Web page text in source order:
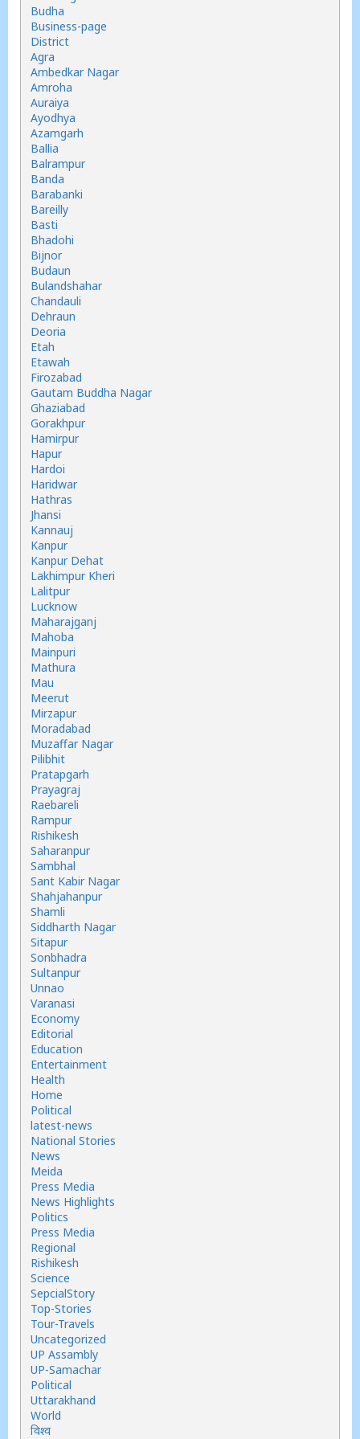
Budha
Business-page
District
Agra
Ambedkar Nagar
Amroha
Auraiya
Ayodhya
Azamgarh
Ballia
Balrampur
Banda
Barabanki
Bareilly
Basti
Bhadohi
Bijnor
Budaun
Bulandshahar
Chandauli
Dehraun
Deoria
Etah
Etawah
Firozabad
Gautam Buddha Nagar
Ghaziabad
Gorakhpur
Hamirpur
Hapur
Hardoi
Haridwar
Hathras
Jhansi
Kannauj
Kanpur
Kanpur Dehat
Lakhimpur Kheri
Lalitpur
Lucknow
Maharajganj
Mahoba
Mainpuri
Mathura
Mau
Meerut
Mirzapur
Moradabad
Muzaffar Nagar
Pilibhit
Pratapgarh
Prayagraj
Raebareli
Rampur
Rishikesh
Saharanpur
Sambhal
Sant Kabir Nagar
Shahjahanpur
Shamli
Siddharth Nagar
Sitapur
Sonbhadra
Sultanpur
Unnao
Varanasi
Economy
Editorial
Education
Entertainment
Health
Home
Political
latest-news
National Stories
News
Meida
Press Media
News Highlights
Politics
Press Media
Regional
Rishikesh
Science
SepcialStory
Top-Stories
Tour-Travels
Uncategorized
UP Assambly
UP-Samachar
Political
Uttarakhand
World
विश्व